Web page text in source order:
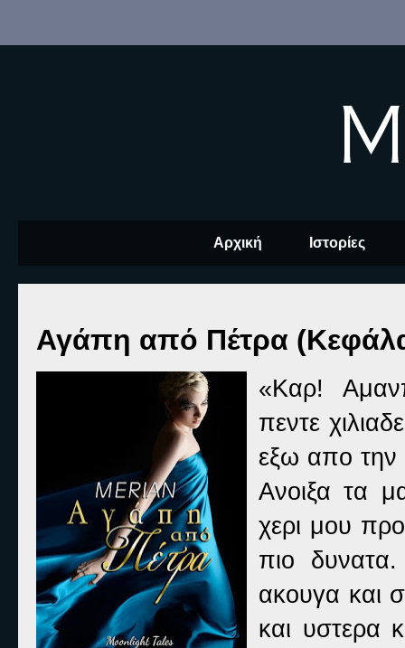
Αρχική Ιστορίες
Αγάπη από Πέτρα
«Καρ!
πεντε
εξω απο την
Ανοιξα τα
χερι μου
πιο
ακουγα και
και υστερα